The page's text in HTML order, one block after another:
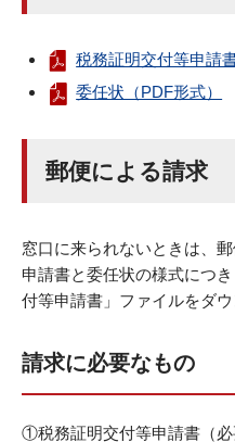
税務証明交付等申請
委任状（PDF形式）
郵便による請求
窓口に来られないときは、
申請書と委任状の様式につ
付等申請書」ファイルをダ
請求に必要なもの
①税務証明交付等申請書（必